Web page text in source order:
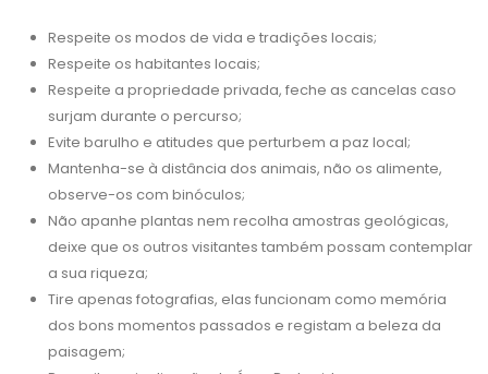
Respeite os modos de vida e tradições locais;
Respeite os habitantes locais;
Respeite a propriedade privada, feche as cancelas caso
surjam durante o percurso;
Evite barulho e atitudes que perturbem a paz local;
Mantenha-se à distância dos animais, não os alimente,
observe-os com binóculos;
Não apanhe plantas nem recolha amostras geológicas,
deixe que os outros visitantes também possam contemplar
a sua riqueza;
Tire apenas fotografias, elas funcionam como memória
dos bons momentos passados e registam a beleza da
paisagem;